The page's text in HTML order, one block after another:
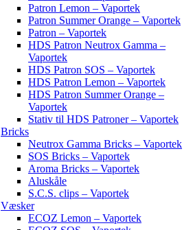
Patron Lemon – Vaportek
Patron Summer Orange – Vaportek
Patron – Vaportek
HDS Patron Neutrox Gamma –
Vaportek
HDS Patron SOS – Vaportek
HDS Patron Lemon – Vaportek
HDS Patron Summer Orange –
Vaportek
Stativ til HDS Patroner – Vaportek
Bricks
Neutrox Gamma Bricks – Vaportek
SOS Bricks – Vaportek
Aroma Bricks – Vaportek
Aluskåle
S.C.S. clips – Vaportek
Væsker
ECOZ Lemon – Vaportek